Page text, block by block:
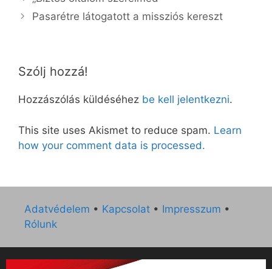
Pasarétre látogatott a missziós kereszt
Szólj hozzá!
Hozzászólás küldéséhez be kell jelentkezni.
This site uses Akismet to reduce spam. Learn
how your comment data is processed.
Adatvédelem • Kapcsolat • Impresszum •
Rólunk